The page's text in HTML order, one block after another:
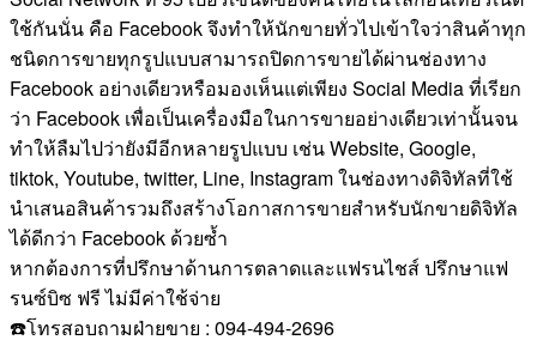
ใช้กันนั่น คือ Facebook จึงทำให้นักขายทั่วไปเข้าใจว่าสินค้าทุก
ชนิดการขายทุกรูปแบบสามารถปิดการขายได้ผ่านช่องทาง
Facebook อย่างเดียวหรือมองเห็นแต่เพียง Social Media ที่เรียก
ว่า Facebook เพื่อเป็นเครื่องมือในการขายอย่างเดียวเท่านั้นจน
ทำให้ลืมไปว่ายังมีอีกหลายรูปแบบ เช่น Website, Google,
tiktok, Youtube, twitter, Line, Instagram ในช่องทางดิจิทัลที่ใช้
นำเสนอสินค้ารวมถึงสร้างโอกาสการขายสำหรับนักขายดิจิทัล
ได้ดีกว่า Facebook ด้วยซ้ำ
หากต้องการที่ปรึกษาด้านการตลาดและแฟรนไชส์ ปรึกษาแฟ
รนซ์บิซ ฟรี ไม่มีค่าใช้จ่าย
☎️โทรสอบถามฝ่ายขาย : 094-494-2696